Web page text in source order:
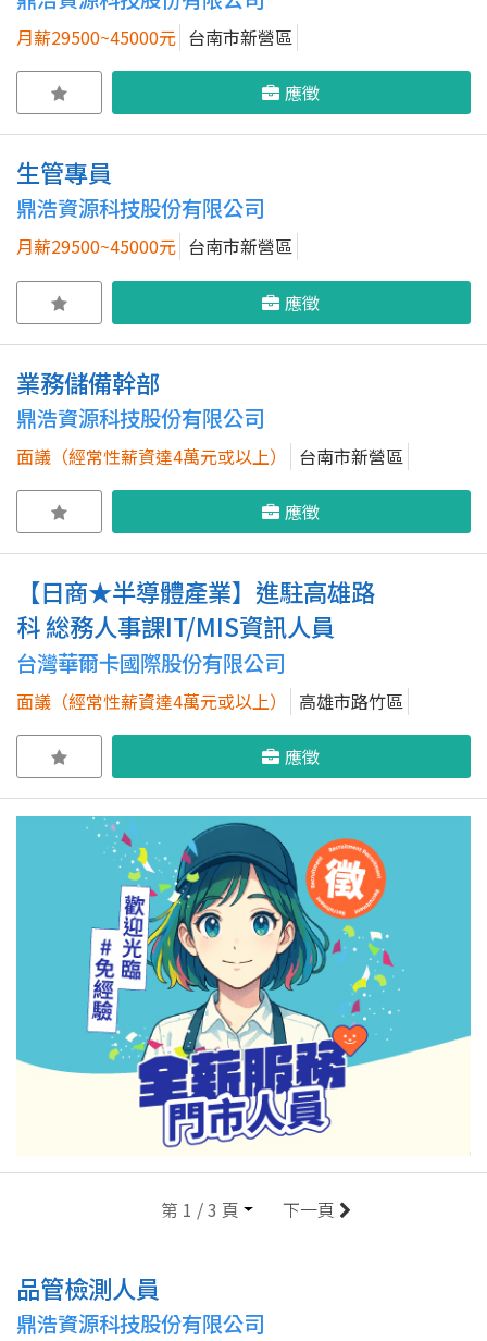
月薪29500~45000元 台南市新營區
應徵
生管專員
鼎浩資源科技股份有限公司
月薪29500~45000元 台南市新營區
應徵
業務儲備幹部
鼎浩資源科技股份有限公司
面議（經常性薪資達4萬元或以上） 台南市新營區
應徵
【日商★半導體產業】進駐高雄路
科 総務人事課IT/MIS資訊人員
台灣華爾卡國際股份有限公司
面議（經常性薪資達4萬元或以上） 高雄市路竹區
應徵
第 1 / 3 頁 下一頁
品管檢測人員
鼎浩資源科技股份有限公司